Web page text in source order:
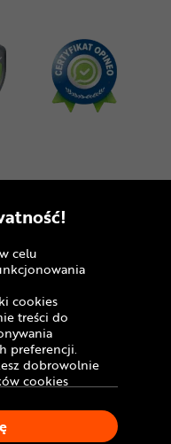
z
celu
cookies
treści do
preferencji.
dobrowolnie
cookies
zgodę na
ustawieniami